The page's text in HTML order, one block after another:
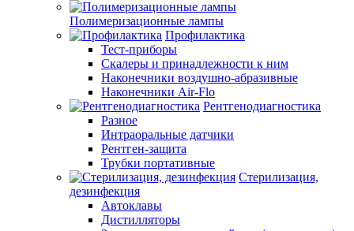
Полимеризационные лампы
Профилактика
Тест-приборы
Скалеры и принадлежности к ним
Наконечники воздушно-абразивные
Наконечники Air-Flo
Рентгенодиагностика
Разное
Интраоральные датчики
Рентген-защита
Трубки портативные
Стерилизация,
дезинфекция
Автоклавы
Дистилляторы